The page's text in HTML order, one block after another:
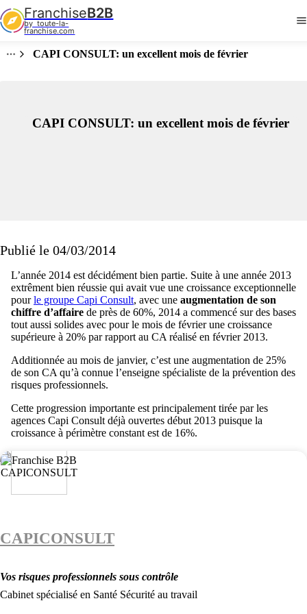
FranchiseB2B
by  toute-la-
franchise.com
CAPI CONSULT: un excellent mois de février
CAPI CONSULT: un excellent mois de février
Publié le 04/03/2014
L’année 2014 est décidément bien partie. Suite à une année 2013
extrêment bien réussie qui avait vue une croissance exceptionnelle
pourle groupe Capi Consult, avec une augmentation de son
chiffre d’affaire de près de 60%, 2014 a commencé sur des bases
tout aussi solides avec pour le mois de février une croissance
supérieure à 20% par rapport au CA réalisé en février 2013.
Additionnée au mois de janvier, c’est une augmentation de 25%
de son CA qu’à connue l’enseigne spécialiste de la prévention des
risques professionnels.
Cette progression importante est principalement tirée par les
agences Capi Consult déjà ouvertes début 2013 puisque la
croissance à périmètre constant est de 16%.
CAPICONSULT
Vos risques professionnels sous contrôle
Cabinet spécialisé en Santé Sécurité au travail